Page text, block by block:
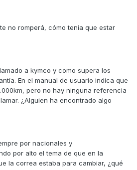
no romperá, cómo tenía que estar
a kymco y como supera los
En el manual de usuario indica que
pero no hay ninguna referencia
¿Alguien ha encontrado algo
por nacionales y
por alto el tema de que en la
la correa estaba para cambiar, ¿qué